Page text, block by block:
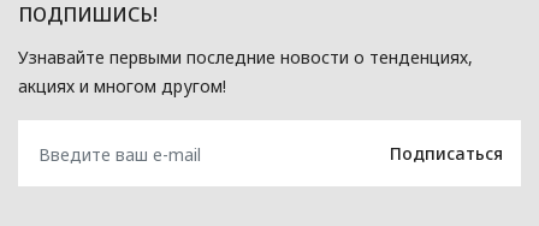
ПОДПИШИСЬ!
Узнавайте первыми последние новости о тенденциях,
акциях и многом другом!